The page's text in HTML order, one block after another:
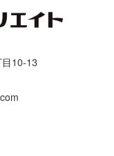
10-13